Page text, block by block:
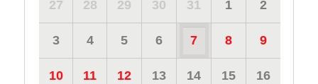
27 28 29 30 31 1 2
3 4 5 6 7 8 9
10 11 12 13 14 15 16